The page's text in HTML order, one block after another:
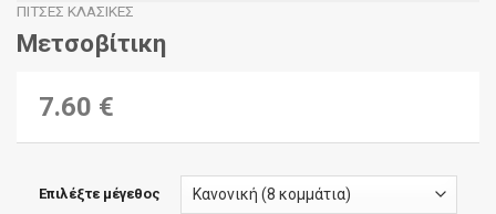
ΠΊΤΣΕΣ ΚΛΑΣΙΚΈΣ
Μετσοβίτικη
7.60 €
Επιλέξτε μέγεθος